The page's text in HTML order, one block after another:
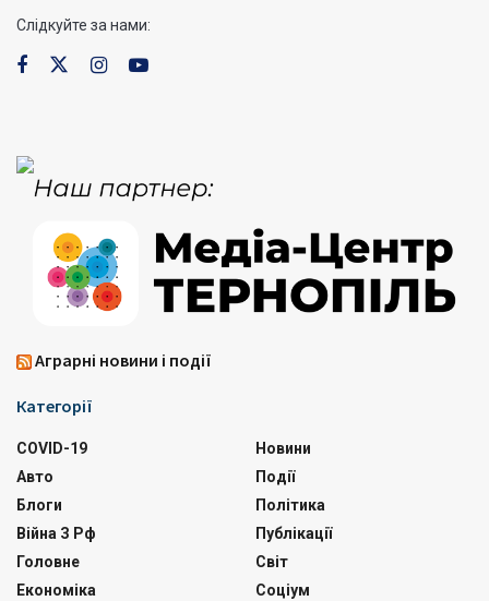
Слідкуйте за нами:
Аграрні новини і події
Категорії
COVID-19
Авто
Блоги
Війна З Рф
Головне
Економіка
Новини
Події
Політика
Публікації
Світ
Соціум